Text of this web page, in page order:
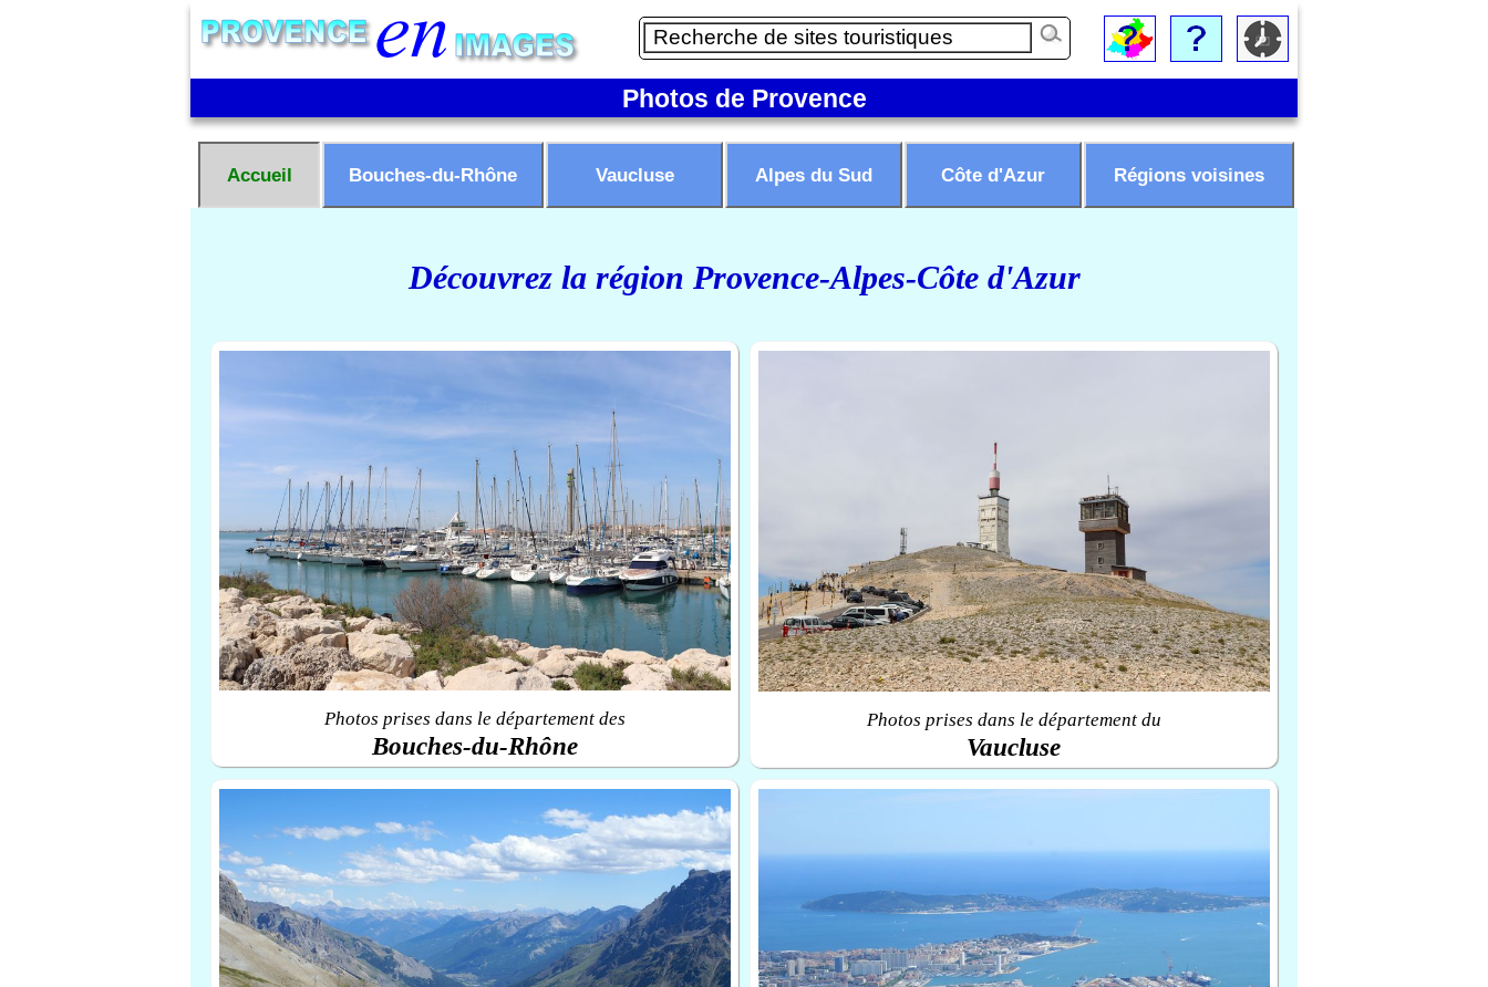
Photos de Provence
Accueil Bouches-du-Rhône Vaucluse Alpes du Sud Côte d'Azur Régions voisines
Découvrez la région Provence-Alpes-Côte d'Azur
Photos prises dans le département des
Bouches-du-Rhône
Photos prises dans le département du
Vaucluse